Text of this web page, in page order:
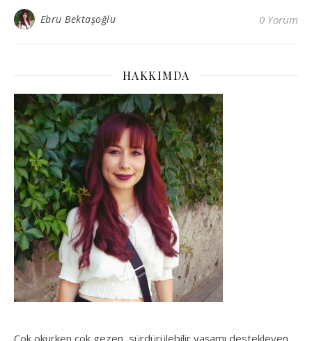
Ebru Bektaşoğlu 0 Yorum
HAKKIMDA
Çok okurken çok gezen, sürdürülebilir yaşamı destekleyen,